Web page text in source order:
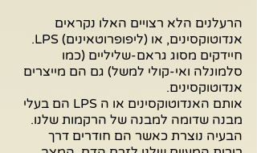
הרעלנים הלא רצויים האלו נקראים
אנדוטוקסינים, או (ליפופרוטאינים) LPS.
חיידקים מסוג גראם-שליליים (כמו
סלמונלה ואי-קולי למשל) גם הם מייצרים
אנדוטוקסינים.
אותם האנדוטוקסינים או ה LPS הם בעלי
מבנה שדומה למבנה של הרקמות שלנו.
הבעיה נוצרת כאשר הם חודרים דרך